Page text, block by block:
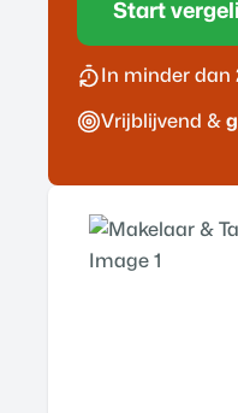
Start
In minder dan
Vrijblijvend &